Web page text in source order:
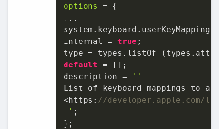
options
= {
...
system.keyboard.userKeyMapping
internal = true ;
type = types.listOf
default = [];
description =
''
List of keyboard mappings to
<https: //developer.apple.com/
'' ;
};